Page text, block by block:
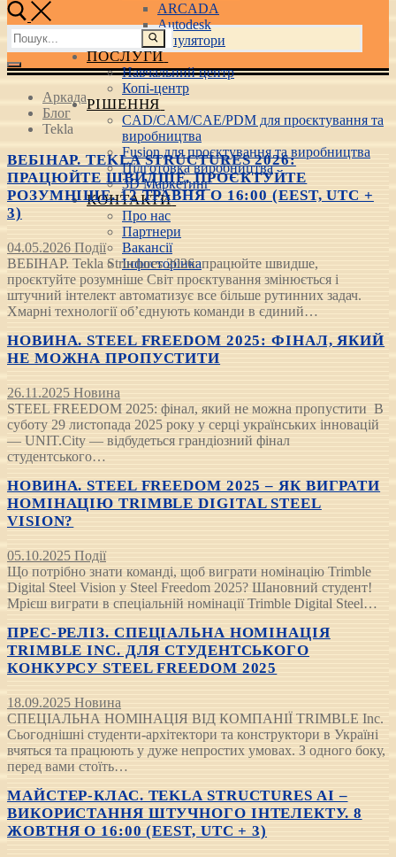
ARCADA
Autodesk
3D маніпулятори
ПОСЛУГИ
Навчальний центр
Копі-центр
РІШЕННЯ
CAD/CAM/CAE/PDM для проєктування та
виробництва
Fusion для проєктування та виробництва
Підготовка виробництва
3D Маркетинг
КОНТАКТИ
Про нас
Партнери
Вакансії
Інфосторінка
Пошук:
Аркада
Блог
Tekla
ВЕБІНАР. TEKLA STRUCTURES 2026:
ПРАЦЮЙТЕ ШВИДШЕ, ПРОЄКТУЙТЕ
РОЗУМНІШЕ. 12 ТРАВНЯ О 16:00 (EEST, UTC +
3)
04.05.2026 Події
ВЕБІНАР. Tekla Structures 2026: працюйте швидше,
проєктуйте розумніше Світ проєктування змінюється і
штучний інтелект автоматизує все більше рутинних задач.
Хмарні технології об’єднують команди в єдиний…
НОВИНА. STEEL FREEDOM 2025: ФІНАЛ, ЯКИЙ
НЕ МОЖНА ПРОПУСТИТИ
26.11.2025 Новина
STEEL FREEDOM 2025: фінал, який не можна пропустити В
суботу 29 листопада 2025 року у серці українських інновацій
— UNIT.City — відбудеться грандіозний фінал
студентського…
НОВИНА. STEEL FREEDOM 2025 – ЯК ВИГРАТИ
НОМІНАЦІЮ TRIMBLE DIGITAL STEEL
VISION?
05.10.2025 Події
Що потрібно знати команді, щоб виграти номінацію Trimble
Digital Steel Vision у Steel Freedom 2025? Шановний студент!
Мрієш виграти в спеціальній номінації Trimble Digital Steel…
ПРЕС-РЕЛІЗ. СПЕЦІАЛЬНА НОМІНАЦІЯ
TRIMBLE INC. ДЛЯ СТУДЕНТСЬКОГО
КОНКУРСУ STEEL FREEDOM 2025
18.09.2025 Новина
СПЕЦІАЛЬНА НОМІНАЦІЯ ВІД КОМПАНІЇ TRIMBLE Inc.
Сьогоднішні студенти-архітектори та конструктори в Україні
вчяться та працюють у дуже непростих умовах. З одного боку,
перед вами стоїть…
МАЙСТЕР-КЛАС. TEKLA STRUCTURES AI –
ВИКОРИСТАННЯ ШТУЧНОГО ІНТЕЛЕКТУ. 8
ЖОВТНЯ О 16:00 (EEST, UTC + 3)